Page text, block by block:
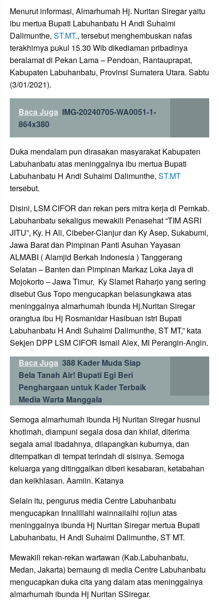
Menurut informasi, Almarhumah Hj. Nuritan Siregar yaitu
ibu mertua Bupati Labuhanbatu H Andi Suhaimi
Dalimunthe, ST.MT., tersebut menghembuskan nafas
terakhirnya pukul 15.30 Wib dikediaman pribadinya
beralamat di Pekan Lama – Pendoan, Rantauprapat,
Kabupaten Labuhanbatu, Provinsi Sumatera Utara. Sabtu
(3/01/2021).
Baca Juga IMG-20240705-WA0051-1-
864x380
Duka mendalam pun dirasakan masyarakat Kabupaten
Labuhanbatu atas meninggalnya ibu mertua Bupati
Labuhanbatu H Andi Suhaimi Dalimunthe, ST.MT
tersebut.
Disini, LSM CIFOR dan rekan pers mitra kerja di Pemkab.
Labuhanbatu sekaligus mewakili Penasehat “TIM ASRI
JITU”, Ky. H Ali, Cibeber-Cianjur dan Ky Asep, Sukabumi,
Jawa Barat dan Pimpinan Panti Asuhan Yayasan
ALMABI ( Alamjid Berkah Indonesia ) Tanggerang
Selatan – Banten dan Pimpinan Markaz Loka Jaya di
Mojokorto – Jawa Timur, Ky Slamet Raharjo yang sering
disebut Gus Topo mengucapkan belasungkawa atas
meninggalnya almarhumah ibunda Hj.Nuritan Siregar
orangtua ibu Hj Rosmanidar Hasibuan istri Bupati
Labuhanbatu H Andi Suhaimi Dalimunthe, ST MT,” kata
Sekjen DPP LSM CIFOR Ismail Alex, MI Perangin-Angin.
Baca Juga 388 Kader Muda Siap
Bela Tanah Air! Bupati Egi Beri
Penghargaan untuk Kader Terbaik
Media Warta Manggala
Semoga almarhumah ibunda Hj Nuritan Siregar husnul
khotimah, diampuni segala dosa dan khilaf, diterima
segala amal ibadahnya, dilapangkan kuburnya, dan
ditempatkan di tempat terindah di sisinya. Semoga
keluarga yang ditinggalkan diberi kesabaran, ketabahan
dan keikhlasan. Aamiin. Katanya
Selain itu, pengurus media Centre Labuhanbatu
mengucapkan Innalillahi wainnailaihi rojiun atas
meninggalnya ibunda Hj Nuritan Siregar mertua Bupati
Labuhanbatu, H Andi Suhaimi Dalimunthe, ST MT.
Mewakili rekan-rekan wartawan (Kab.Labuhanbatu,
Medan, Jakarta) bernaung di media Centre Labuhanbatu
mengucapkan duka cita yang dalam atas meninggalnya
almarhumah ibunda Hj Nuritan SSiregar.